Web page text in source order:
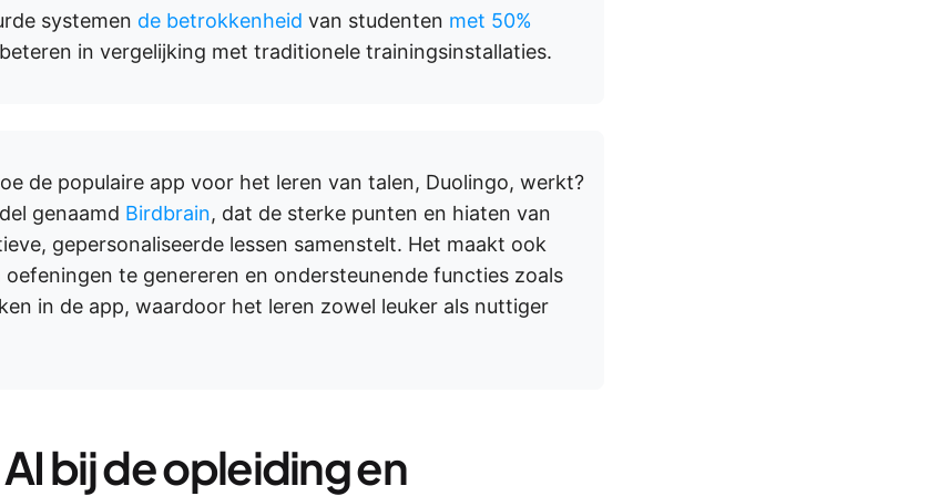
systemen de betrokkenheid van studenten met 50%
in vergelijking met traditionele trainingsinstallaties.
de populaire app voor het leren van talen, Duolingo, werkt?
genaamd Birdbrain, dat de sterke punten en hiaten van
gepersonaliseerde lessen samenstelt. Het maakt ook
te genereren en ondersteunende functies zoals
in de app, waardoor het leren zowel leuker als nuttiger
bij de opleiding en